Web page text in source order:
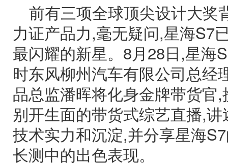
前有三项全球顶尖设计大奖
力证产品力,毫无疑问,星海S7
最闪耀的新星。8月28日,星海
时东风柳州汽车有限公司总经
品总监潘晖将化身金牌带货官
别开生面的带货式综艺直播,
技术实力和沉淀,并分享星海
长测中的出色表现。